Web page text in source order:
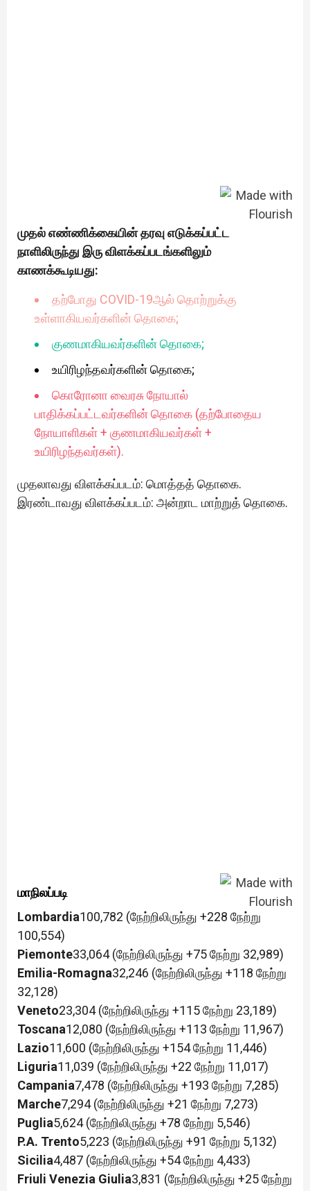
முதல் எண்ணிக்கையின் தரவு எடுக்கப்பட்ட
நாளிலிருந்து இரு விளக்கப்படங்களிலும்
காணக்கூடியது:
தற்போது COVID-19ஆல் தொற்றுக்கு
உள்ளாகியவர்களின் தொகை;
குணமாகியவர்களின் தொகை;
உயிரிழந்தவர்களின் தொகை;
கொரோனா வைரசு நோயால்
பாதிக்கப்பட்டவர்களின் தொகை (தற்போதைய
நோயாளிகள் + குணமாகியவர்கள் +
உயிரிழந்தவர்கள்).
முதலாவது விளக்கப்படம்: மொத்தத் தொகை.
இரண்டாவது விளக்கப்படம்: அன்றாட மாற்றுத் தொகை.
மாநிலப்படி
Lombardia100,782 (நேற்றிலிருந்து +228 நேற்று
100,554)
Piemonte33,064 (நேற்றிலிருந்து +75 நேற்று 32,989)
Emilia-Romagna32,246 (நேற்றிலிருந்து +118 நேற்று
32,128)
Veneto23,304 (நேற்றிலிருந்து +115 நேற்று 23,189)
Toscana12,080 (நேற்றிலிருந்து +113 நேற்று 11,967)
Lazio11,600 (நேற்றிலிருந்து +154 நேற்று 11,446)
Liguria11,039 (நேற்றிலிருந்து +22 நேற்று 11,017)
Campania7,478 (நேற்றிலிருந்து +193 நேற்று 7,285)
Marche7,294 (நேற்றிலிருந்து +21 நேற்று 7,273)
Puglia5,624 (நேற்றிலிருந்து +78 நேற்று 5,546)
P.A. Trento5,223 (நேற்றிலிருந்து +91 நேற்று 5,132)
Sicilia4,487 (நேற்றிலிருந்து +54 நேற்று 4,433)
Friuli Venezia Giulia3,831 (நேற்றிலிருந்து +25 நேற்று